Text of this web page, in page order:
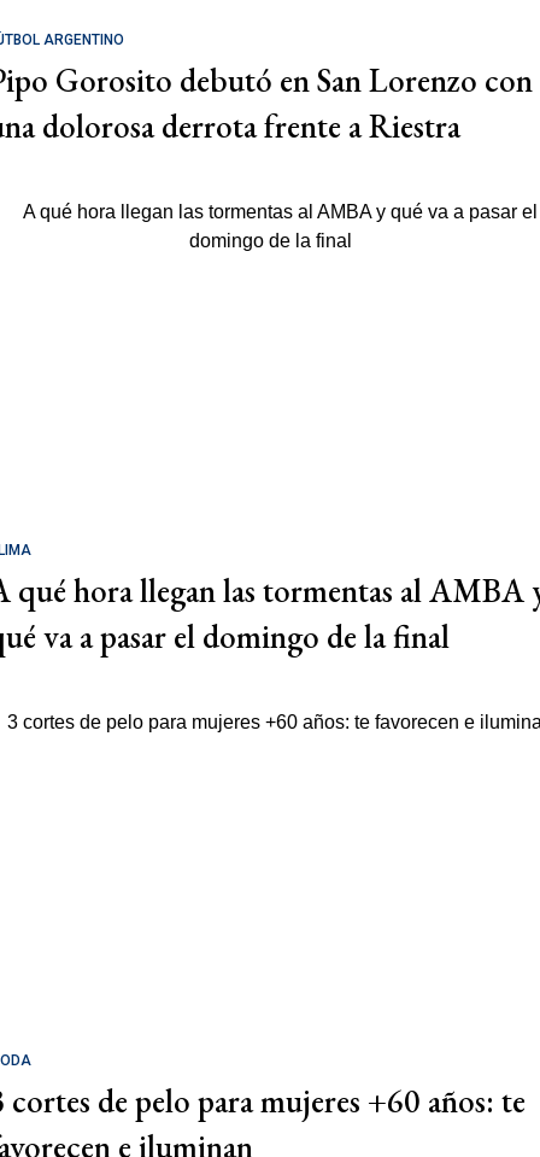
ARGENTINO
Gorosito debutó en San Lorenzo con
dolorosa derrota frente a Riestra
qué hora llegan las tormentas al AMBA
va a pasar el domingo de la final
cortes de pelo para mujeres +60 años: te
e iluminan